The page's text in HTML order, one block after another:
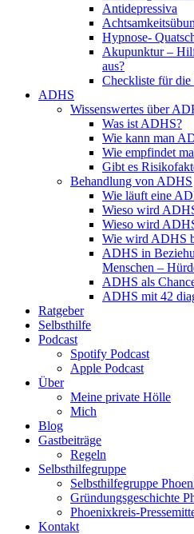
Antidepressiva
Hypnose-
Akupunktur –
aus?
Checkliste für
ADHS
Wissenswertes über
Was ist ADHS?
Wie kann man
Wie empfindet
Gibt es
Behandlung von ADHS
Wie läuft eine
Wieso wird
Wieso wird
Wie wird ADHS
ADHS in
Menschen –
ADHS als
ADHS mit 42
Ratgeber
Selbsthilfe
Podcast
Spotify Podcast
Apple Podcast
Über
Meine private Hölle
Mich
Blog
Gastbeiträge
Regeln
Selbsthilfegruppe
Selbsthilfegruppe
Gründungsgeschichte
Phoenixkreis-
Kontakt